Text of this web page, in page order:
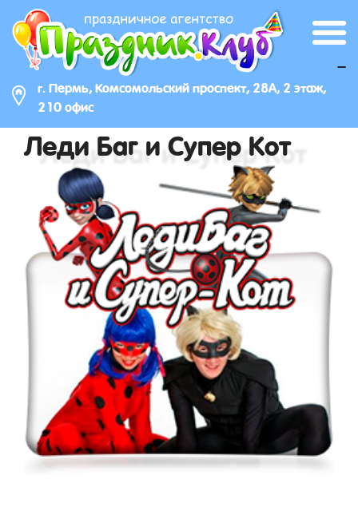
г. Пермь, Комсомольский проспект, 28А, 2 этаж,
210 офис
_
Леди Баг и Супер Кот